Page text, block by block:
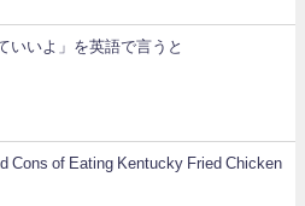
いいよ」を英語で言うと
Cons of Eating Kentucky Fried Chicken